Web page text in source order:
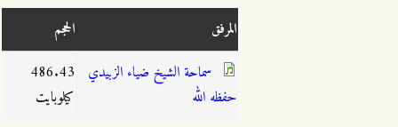
المرفق
الحجم
سماحة الشيخ ضياء الزبيدي
حفظه الله
486.43
كيلوبايت